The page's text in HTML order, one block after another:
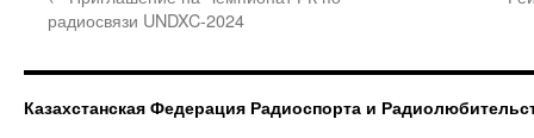
радиосвязи UNDXC-2024
Казахстанская Федерация Радиоспорта и